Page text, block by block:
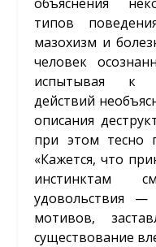
типов
мазохизм и
человек
испытывая к
действий
описания
при этом тесно
«Кажется, что
инстинктам
удовольствия
мотивов,
существование